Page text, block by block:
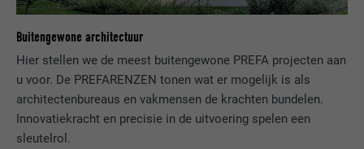
Buitengewone architectuur
Hier stellen we de meest buitengewone PREFA projecten aan
u voor. De PREFARENZEN tonen wat er mogelijk is als
architectenbureaus en vakmensen de krachten bundelen.
Innovatiekracht en precisie in de uitvoering spelen een
sleutelrol.
NAAM bscookie
AANBIEDER LinkedIn
DOEL
Gebruikt door de socialnetworking-dienst